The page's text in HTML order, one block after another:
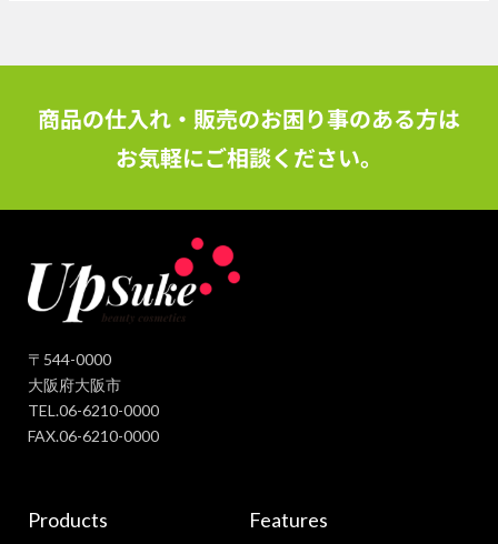
商品の仕入れ・販売のお困り事のある方は
お気軽にご相談ください。
〒544-0000
大阪府大阪市
TEL.06-6210-0000
FAX.06-6210-0000
Products Features